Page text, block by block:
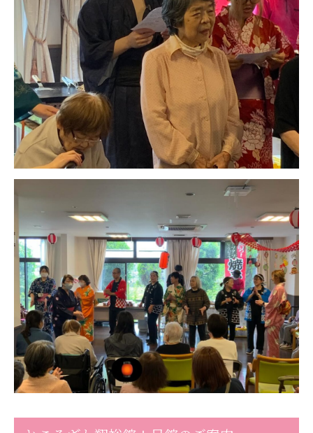
松園第二病院
複合ケアセンターまつぞの
医療法人社団 鴻愛会
こうのす共生病院
OKP with Life クリニック
こうのすナーシングホーム共生園
あげお共生の家
医療法人 京都翔医会
洛桂の郷
桂寿の郷
訪問看護ステーション秋桜
上桂の郷
ファミリエール吉祥院
教育（共に生きる仲間達）
学校法人明星学園 関東福祉専門学校
国際医療専門学校 浦和学院高等学校
特定非営利活動法人ファイアーレッズメディカルスポ